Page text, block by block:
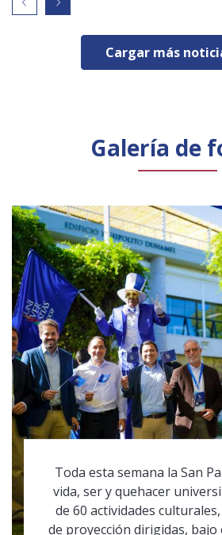
Cargar más
Galería de
Toda esta semana la San
vida, ser y quehacer
de 60 actividades
de proyección dirigidas, bajo